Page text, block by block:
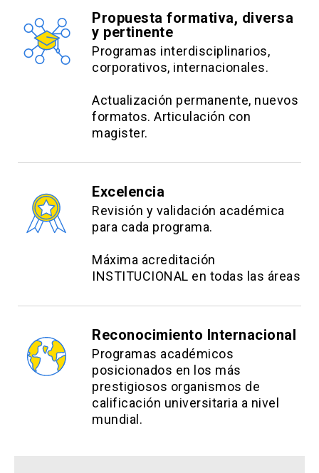
Juan José Trebilcock Gac
Médico Cirujano, Universidad de los Andes.
Médico Psiquiatra Adultos, Universidad de los
London, Inglaterra.
Sergio Ruiz Poblete
Adultos, UC. Doctor en Neurociencias (PhD),
Eberhard Karls Universität Tübingen,
Alemania.Profesor Asociado. Escuela de
Propuesta formativa, diversa
y pertinente
Programas interdisciplinarios,
corporativos, internacionales.
Actualización permanente, nuevos
formatos. Articulación con
magister.
Excelencia
Revisión y validación académica
para cada programa.
Máxima acreditación
INSTITUCIONAL en todas las áreas
Reconocimiento Internacional
Programas académicos
posicionados en los más
prestigiosos organismos de
calificación universitaria a nivel
mundial.